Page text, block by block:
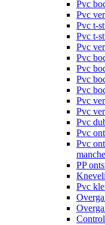
Pvc
Pvc
Pvc t-
Pvc t-
Pvc
Pvc
Pvc
Pvc
Pvc
Pvc
Pvc
Pvc
Pvc
Pvc
PP
Pvc